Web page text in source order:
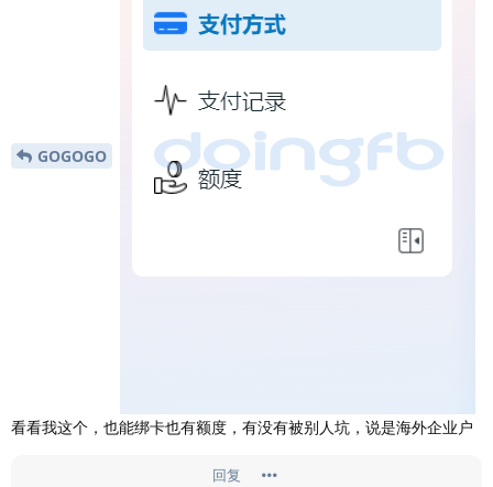
GOGOGO
看看我这个，也能绑卡也有额度，有没有被别人坑，说是海外企业户
回复